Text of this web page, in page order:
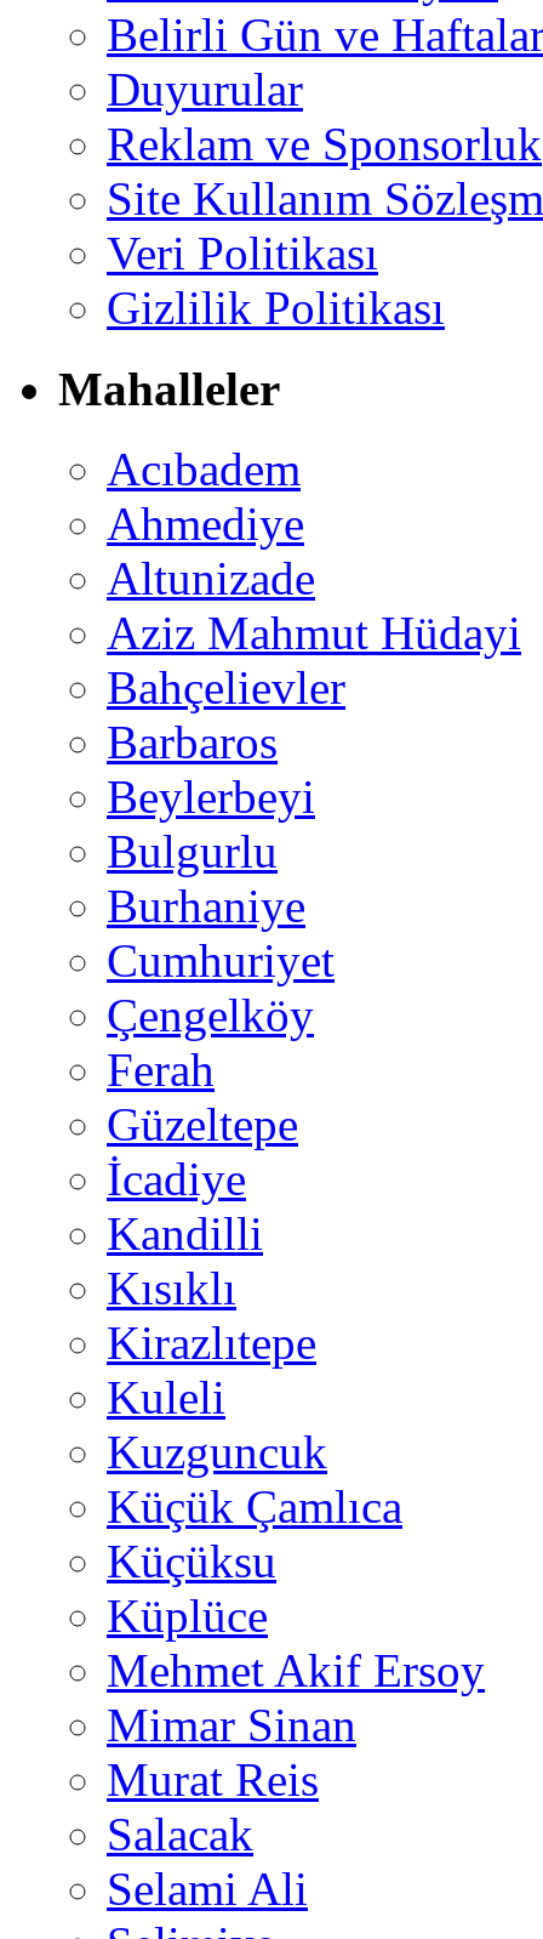
Belirli Gün ve
Duyurular
Reklam ve Sponsorluk
Site Kullanım
Veri Politikası
Gizlilik Politikası
Mahalleler
Acıbadem
Ahmediye
Altunizade
Aziz Mahmut Hüdayi
Bahçelievler
Barbaros
Beylerbeyi
Bulgurlu
Burhaniye
Cumhuriyet
Çengelköy
Ferah
Güzeltepe
İcadiye
Kandilli
Kısıklı
Kirazlıtepe
Kuleli
Kuzguncuk
Küçük Çamlıca
Küçüksu
Küplüce
Mehmet Akif Ersoy
Mimar Sinan
Murat Reis
Salacak
Selami Ali